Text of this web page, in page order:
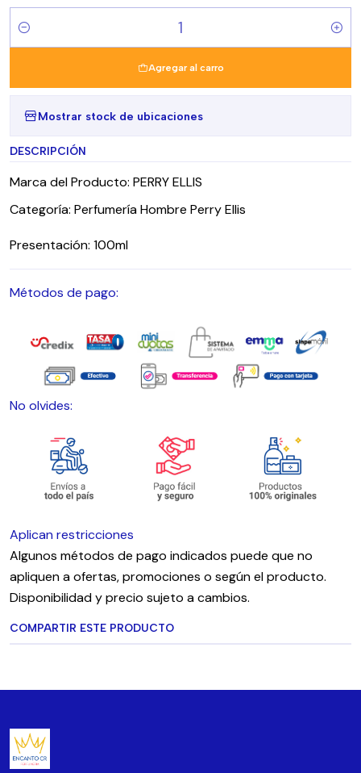
Cantidad
Agregar al carro
Mostrar stock de ubicaciones
DESCRIPCIÓN
Marca del Producto: PERRY ELLIS
Categoría: Perfumería Hombre Perry Ellis
Presentación: 100ml
Métodos de pago:
No olvides:
Aplican restricciones
Algunos métodos de pago indicados puede que no
apliquen a ofertas, promociones o según el producto.
Disponibilidad y precio sujeto a cambios.
COMPARTIR ESTE PRODUCTO